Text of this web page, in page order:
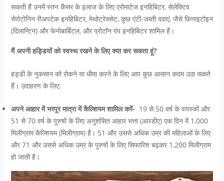
सकती हैं उनमें स्तन कैंसर के इलाज के लिए एरोमाटेज इनहिबिटर, सेलेक्टिव
सेरोटोनिन रीअपटेक इनहिबिटर, मेथोट्रेक्सेट, कुछ एंटी-जब्ती दवाएं, जैसे फ़िनाइटोइन
(दिलान्टिन) और फेनोबार्बिटल, और प्रोटॉन पंप इनहिबिटर शामिल हैं।
मैं अपनी हड्डियों को स्वस्थ रखने के लिए क्या कर सकता हूं?
हड्डी के नुकसान को रोकने या धीमा करने के लिए आप कुछ आसान कदम उठा सकते
हैं। उदाहरण के लिए:
अपने आहार में भरपूर मात्रा में कैल्शियम शामिल करें- 19 से 50 वर्ष के वयस्कों और
51 से 70 वर्ष के पुरुषों के लिए अनुशंसित आहार भत्ता (आरडीए) एक दिन में 1,000
मिलीग्राम कैल्शियम (मिलीग्राम) है। 51 और उससे अधिक उम्र की महिलाओं के लिए
और 71 और उससे अधिक उम्र के पुरुषों के लिए सिफारिश बढ़कर 1,200 मिलीग्राम
हो जाती है।